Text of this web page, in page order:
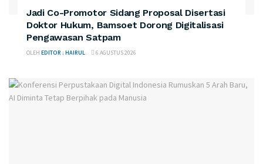
Jadi Co-Promotor Sidang Proposal Disertasi
Doktor Hukum, Bamsoet Dorong Digitalisasi
Pengawasan Satpam
OLEH EDITOR : HAIRUL 6 AGUSTUS 2026